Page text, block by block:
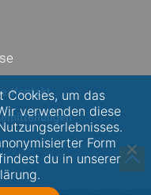
Kontakt
Cookies, um das
verwenden diese
Form
du in unserer